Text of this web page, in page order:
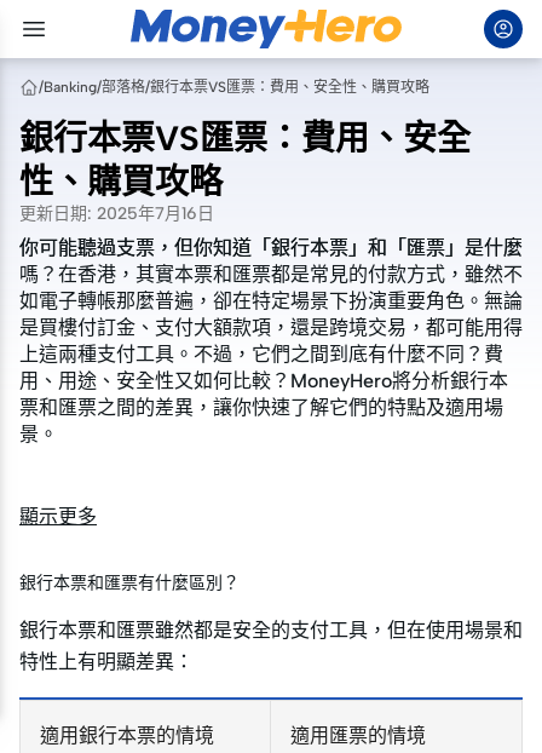
/Banking/部落格/銀行本票VS匯票：費用、安全性、購買攻略
銀行本票VS匯票：費用、安全
性、購買攻略
更新日期: 2025年7月16日
你可能聽過支票，但你知道「銀行本票」和「匯票」是什麼
嗎？在香港，其實本票和匯票都是常見的付款方式，雖然不
如電子轉帳那麼普遍，卻在特定場景下扮演重要角色。無論
是買樓付訂金、支付大額款項，還是跨境交易，都可能用得
上這兩種支付工具。不過，它們之間到底有什麼不同？費
用、用途、安全性又如何比較？MoneyHero將分析銀行本
票和匯票之間的差異，讓你快速了解它們的特點及適用場
景。
你可能聽過支票，但你知道「銀行本票」和「匯票」是什麼
嗎？在香港，其實本票和匯票都是常見的付款方式，雖然不
如電子轉帳那麼普遍，卻在特定場景下扮演重要角色。無論
是買樓付訂金、支付大額款項，還是跨境交易，都可能用得
上這兩種支付工具。不過，它們之間到底有什麼不同？費
用、用途、安全性又如何比較？MoneyHero將分析銀行本
票和匯票之間的差異，讓你快速了解它們的特點及適用場
景。
顯示更多
銀行本票和匯票有什麼區別？
銀行本票和匯票雖然都是安全的支付工具，但在使用場景和
特性上有明顯差異：
適用銀行本票的情境 適用匯票的情境